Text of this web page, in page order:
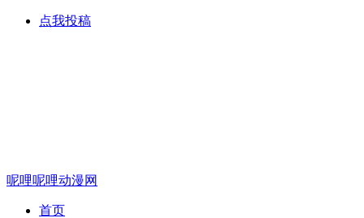
点我投稿
呢哩呢哩动漫网
首页